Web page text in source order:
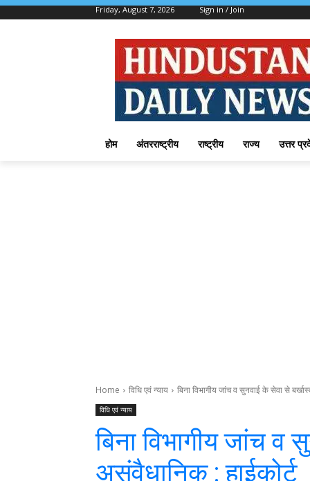
Friday, August 7, 2026 Sign in / Join
होम अंतरराष्ट्रीय राष्ट्रीय राज्य उत्तर
Home विधि एवं न्याय बिना विभागीय जांच व सुनवाई के सेवा से
विधि एवं न्याय
बिना विभागीय जांच व
असंवैधानिक : हाईकोर्ट